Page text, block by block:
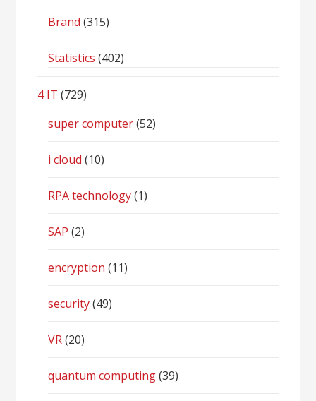
Brand (315)
Statistics (402)
4 IT (729)
super computer(52)
i cloud (10)
RPA technology(1)
SAP (2)
encryption (11)
security(49)
VR(20)
quantum computing(39)